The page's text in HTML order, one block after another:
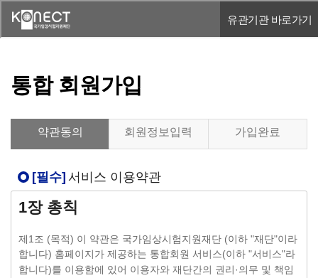
통합 회원가입
약관동의 회원정보입력 가입완료
[필수] 서비스 이용약관
1장 총칙
제1조 (목적) 이 약관은 국가임상시험지원재단 (이하 "재단"이라
합니다) 홈페이지가 제공하는 통합회원 서비스(이하 "서비스"라
합니다)를 이용함에 있어 이용자와 재단간의 권리·의무 및 책임